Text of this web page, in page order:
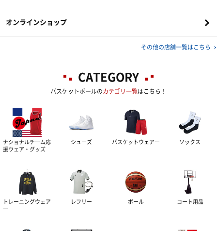
オンラインショップ
その他の店舗一覧はこちら
CATEGORY
バスケットボールのカテゴリ一覧はこちら！
ナショナルチーム応
援ウェア・グッズ
シューズ バスケットウェアー ソックス
トレーニングウェア
ー
レフリー ボール コート用品